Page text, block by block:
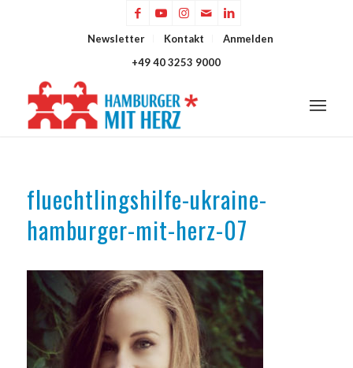
Newsletter Kontakt
Anmelden
+49 40 3253 9000
fluechtlingshilfe-ukraine-
hamburger-mit-herz-07